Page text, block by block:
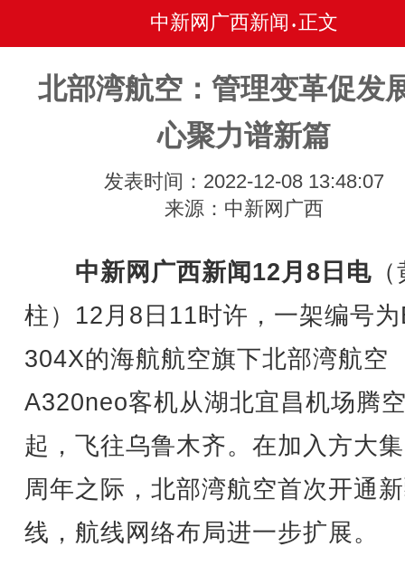
中新网广西新闻 • 正文
北部湾航空：管理变革促发
心聚力谱新篇
发表时间：2022-12-08 13:48:07
来源：中新网广西
中新网广西新闻12月8日电
柱）12月8日11时许，一架编号
304X的海航航空旗下北部湾航空
A320neo客机从湖北宜昌机场腾
起，飞往乌鲁木齐。在加入方大
周年之际，北部湾航空首次开通
线，航线网络布局进一步扩展。